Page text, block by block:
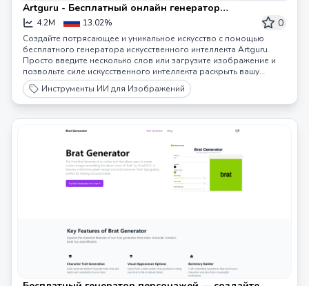
Artguru - Бесплатный онлайн генератор
искусственного интеллекта для создания искусства:
Создавайте искусство ИИ из текста и фотографий
4.2M 13.02% 0
Создайте потрясающее и уникальное искусство с помощью
бесплатного генератора искусственного интеллекта Artguru.
Просто введите несколько слов или загрузите изображение и
позвольте силе искусственного интеллекта раскрыть вашу
креативность. Откройте для себя магию генерации
искусственного интеллекта уже сегодня!
Инструменты ИИ для Изображений